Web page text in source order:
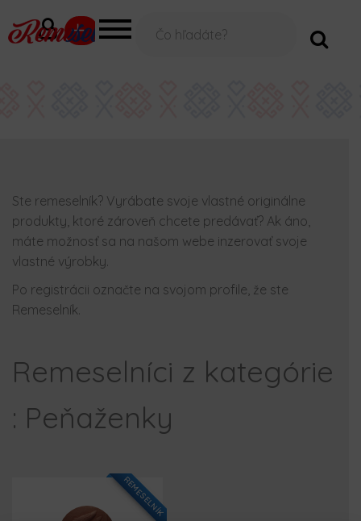
Ste remeselník? Vyrábate svoje vlastné originálne
produkty, ktoré zároveň chcete predávať? Ak áno,
máte možnosť sa na našom webe inzerovať svoje
vlastné výrobky.
Po registrácii označte na svojom profile, že ste
Remeselník.
Remeselníci z kategórie
: Peňaženky
REMESELNÍK